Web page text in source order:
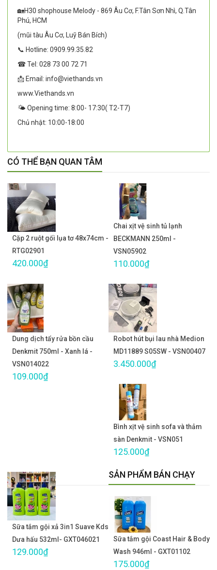
🏡H30 shophouse Melody - 869 Âu Cơ, F.Tân Sơn Nhì, Q.Tân
Phú, HCM
(mũi tàu Âu Cơ, Luỹ Bán Bích)
📞 Hotline: 0909.99.35.82
☎ Tel: 028 73 00 72 71
📩 Email: info@viethands.vn
www.Viethands.vn
🌤️ Opening time: 8:00- 17:30( T2-T7)
Chủ nhật: 10:00-18:00
CÓ THỂ BẠN QUAN TÂM
Cặp 2 ruột gối lụa tơ 48x74cm -
RTG02901
420.000₫
Chai xịt vệ sinh tủ lạnh
BECKMANN 250ml -
VSN05902
110.000₫
Dung dịch tẩy rửa bồn cầu
Denkmit 750ml - Xanh lá -
VSN014022
109.000₫
Robot hút bụi lau nhà Medion
MD11889 S05SW - VSN00407
3.450.000₫
Bình xịt vệ sinh sofa và thảm
sàn Denkmit - VSN051
125.000₫
Sữa tắm gội xả 3in1 Suave Kds
Dưa hấu 532ml- GXT046021
129.000₫
SẢN PHẨM BÁN CHẠY
Sữa tắm gội Coast Hair & Body
Wash 946ml - GXT01102
175.000₫